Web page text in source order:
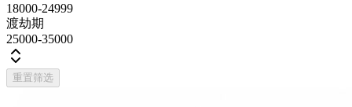
18000-24999
渡劫期
25000-35000
重置筛选